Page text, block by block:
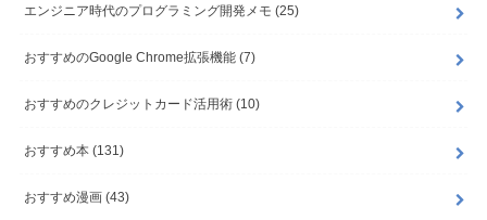
エンジニア時代のプログラミング開発メモ (25)
おすすめのGoogle Chrome拡張機能 (7)
おすすめのクレジットカード活用術 (10)
おすすめ本 (131)
おすすめ漫画 (43)